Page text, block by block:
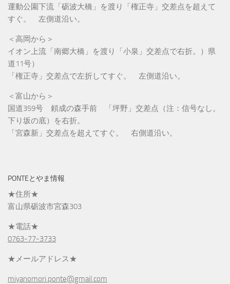
運動公園下流「砺波大橋」を渡り「権正寺」交差点を超えて
すぐ。 左側道沿い。
＜高岡から＞
イオン上流「南郷大橋」を渡り「小泉」交差点で右折。）県
道11号）
「権正寺」交差点で左折してすぐ。 左側道沿い。
＜富山から＞
国道359号 頼成の森手前 「坪野」交差点（注：信号なし。
下り坂の底）を右折。
「宮森新」交差点を超えてすぐ。 右側道沿い。
PONTEとやま情報
★住所★
富山県砺波市宮森303
★電話★
0763-77-3733
★メールアドレス★
miyanomori.ponte@gmail.com